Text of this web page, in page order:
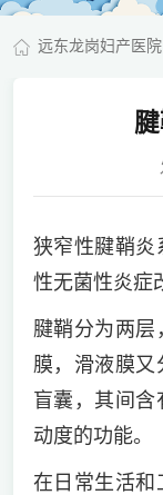
远东龙岗妇产医院
狭窄性腱鞘炎
性无菌性炎症
腱鞘分为两
膜，滑液膜
盲囊，其间
动度的功能。
在日常生活和